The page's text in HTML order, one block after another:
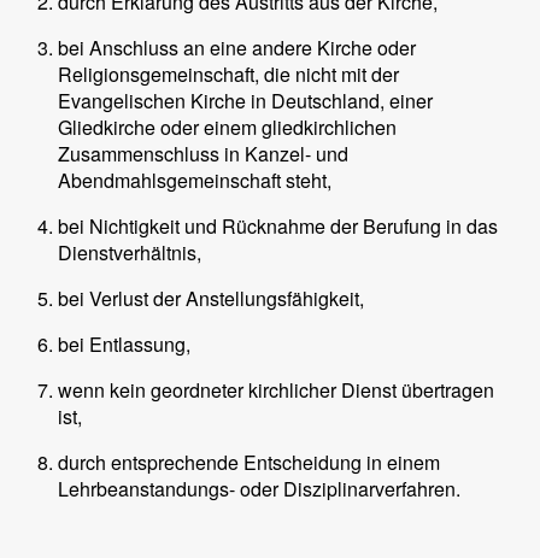
bei Anschluss an eine andere Kirche oder
Religionsgemeinschaft, die nicht mit der
Evangelischen Kirche in Deutschland, einer
Gliedkirche oder einem gliedkirchlichen
Zusammenschluss in Kanzel- und
Abendmahlsgemeinschaft steht,
bei Nichtigkeit und Rücknahme der Berufung in das
Dienstverhältnis,
bei Verlust der Anstellungsfähigkeit,
bei Entlassung,
wenn kein geordneter kirchlicher Dienst übertragen
ist,
durch entsprechende Entscheidung in einem
Lehrbeanstandungs- oder Disziplinarverfahren.